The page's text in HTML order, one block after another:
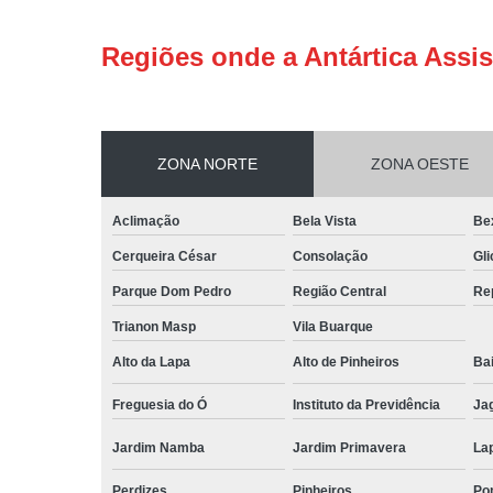
Regiões onde a Antártica
ZONA NORTE ZONA OESTE
Aclimação Bela Vista
Cerqueira César Consolação
Parque Dom Pedro Região Central
Trianon Masp Vila Buarque
Alto da Lapa Alto de Pinheiros
Freguesia do Ó Instituto da Previdência
Jardim Namba Jardim Primavera